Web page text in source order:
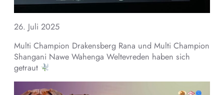
26. Juli 2025
Multi Champion Drakensberg Rana und Multi Champion
Shangani Nawe Wahenga Weltevreden haben sich
getraut